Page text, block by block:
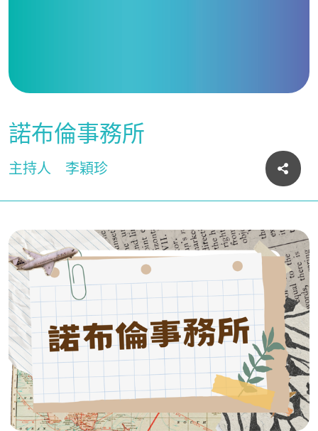
諾布倫事務所
主持人 李穎珍